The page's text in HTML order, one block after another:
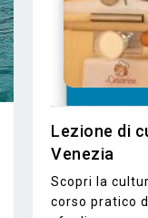
Tour del
Vaticane